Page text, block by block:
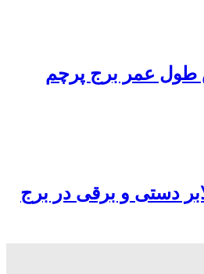
طول عمر برج پرچم
دستی و برقی در برج